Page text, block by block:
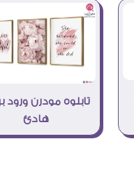
تابلوه مودرن ورود
هادئ